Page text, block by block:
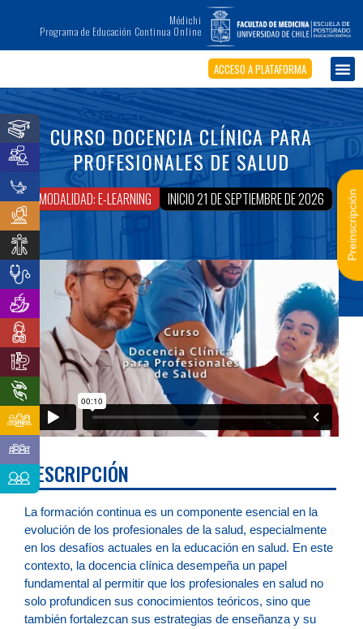
Médichi
Programa de Educación Continua Online
ACCESO A PLATAFORMA
CURSO DOCENCIA CLÍNICA PARA
PROFESIONALES DE SALUD
MODALIDAD: E-LEARNING INICIO 21 DE SEPTIEMBRE DE 2026
DESCRIPCIÓN
La formación continua es un componente esencial en la
evolución de los profesionales de la salud, especialmente
en los desafíos actuales en la educación en salud. En este
contexto, la docencia clínica desempeña un papel
fundamental al permitir que los profesionales en salud no
solo profundicen sus conocimientos teóricos, sino que
también fortalezcan sus estrategias de enseñanza y su
Preinscripción